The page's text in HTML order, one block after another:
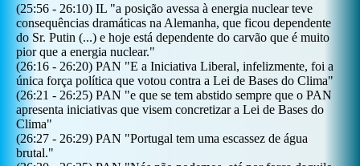
(25:56 - 26:10) IL "a posição avessa à energia nuclear teve
consequências dramáticas na Alemanha, que ficou dependente
do Sr. Putin (...) e hoje está dependente do carvão que é muito
pior que a energia nuclear."
(26:16 - 26:20) PAN "E a Iniciativa Liberal, infelizmente, foi a
única força política que votou contra a Lei de Bases do Clima"
(26:21 - 26:25) PAN "e que se tem abstido sempre que o PAN
apresenta iniciativas que visem concretizar a Lei de Bases do
Clima"
(26:27 - 26:29) PAN "Portugal tem uma escassez de água
brutal."